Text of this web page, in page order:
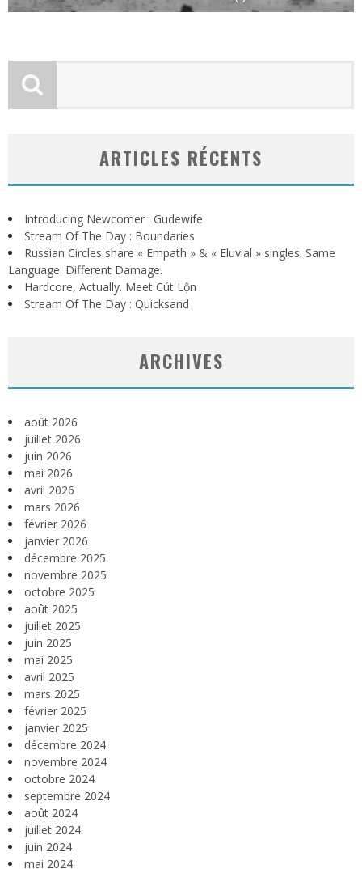
ARTICLES RÉCENTS
Introducing Newcomer : Gudewife
Stream Of The Day : Boundaries
Russian Circles share « Empath » & « Eluvial » singles. Same
Language. Different Damage.
Hardcore, Actually. Meet Cút Lộn
Stream Of The Day : Quicksand
ARCHIVES
août 2026
juillet 2026
juin 2026
mai 2026
avril 2026
mars 2026
février 2026
janvier 2026
décembre 2025
novembre 2025
octobre 2025
août 2025
juillet 2025
juin 2025
mai 2025
avril 2025
mars 2025
février 2025
janvier 2025
décembre 2024
novembre 2024
octobre 2024
septembre 2024
août 2024
juillet 2024
juin 2024
mai 2024